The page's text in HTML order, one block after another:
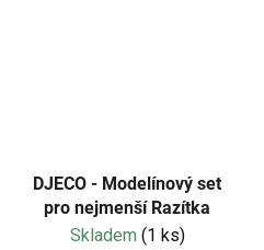
DJECO - Modelínový set
pro nejmenší Razítka
Skladem (1 ks)